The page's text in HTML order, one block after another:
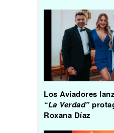
Los Aviadores
“La Verdad”
Roxana Díaz